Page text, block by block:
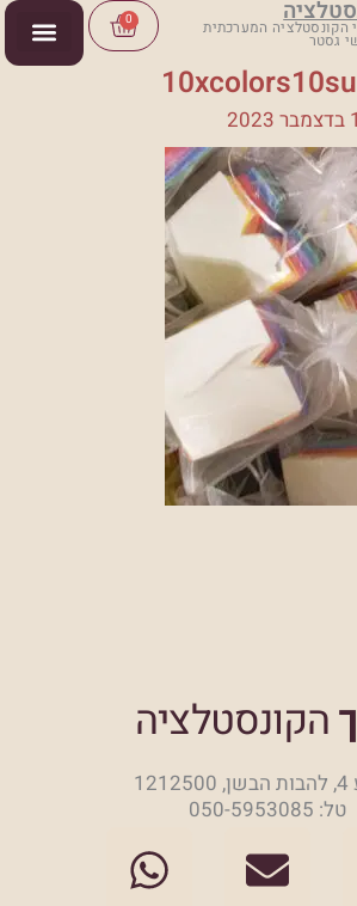
הקונסטלציה המערכתית
גסטר
0
Cart
הקונסטלציה
טל: 050-5953085
E
n
W
h